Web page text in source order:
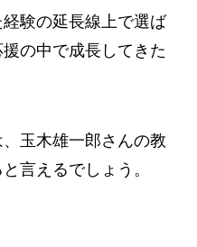
験の延長線上で選ば
の中で成長してきた
玉木雄一郎さんの教
言えるでしょう。